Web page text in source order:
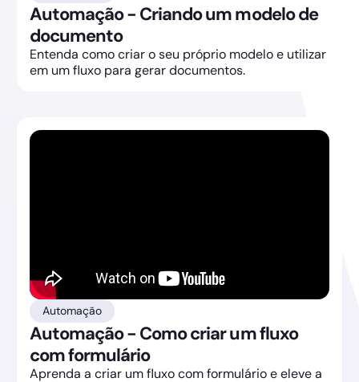
Automação - Criando um modelo de
documento
Entenda como criar o seu próprio modelo e utilizar
em um fluxo para gerar documentos.
Automação
Automação - Como criar um fluxo
com formulário
Aprenda a criar um fluxo com formulário e eleve a